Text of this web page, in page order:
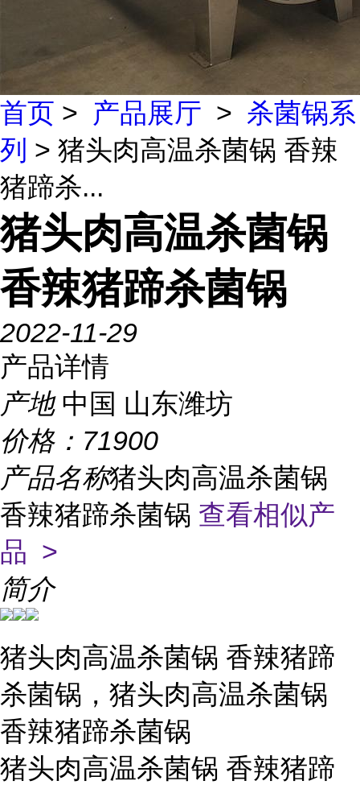
首页 > 产品展厅 > 杀菌锅系
列 > 猪头肉高温杀菌锅 香辣
猪蹄杀...
猪头肉高温杀菌锅
香辣猪蹄杀菌锅
2022-11-29
产品详情
产地 中国 山东潍坊
价格： 71900
产品名称猪头肉高温杀菌锅
香辣猪蹄杀菌锅 查看相似产
品 >
简介
猪头肉高温杀菌锅 香辣猪蹄
杀菌锅，猪头肉高温杀菌锅
香辣猪蹄杀菌锅
猪头肉高温杀菌锅 香辣猪蹄